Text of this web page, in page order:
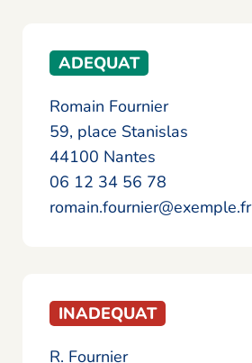
ADEQUAT
Romain Fournier
59, place Stanislas
44100 Nantes
06 12 34 56 78
romain.fournier@exemple.fr
INADEQUAT
R. Fournier